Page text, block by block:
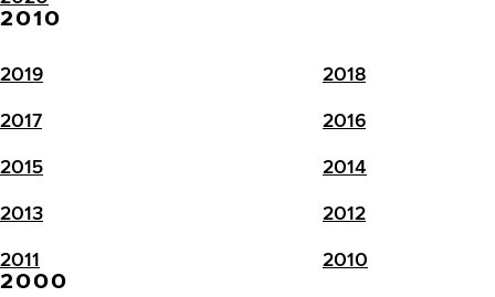
2010
2019 2018
2017 2016
2015 2014
2013 2012
2011 2010
2000